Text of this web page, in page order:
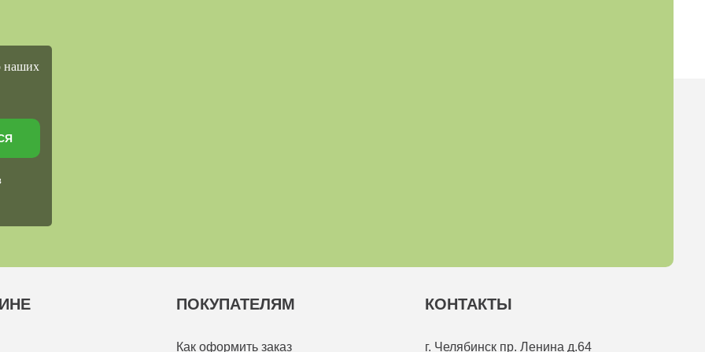
наших
ПОКУПАТЕЛЯМ
Как оформить заказ
КОНТАКТЫ
г. Челябинск пр. Ленина д.64